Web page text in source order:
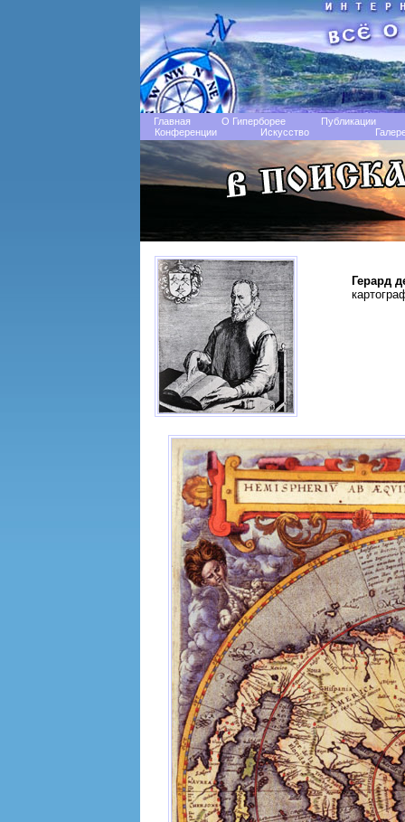
Главная О Гиперборее
Публикации
Конференции
Искусство
Герард